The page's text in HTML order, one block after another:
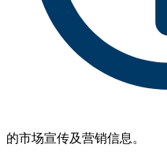
的市场宣传及营销信息。